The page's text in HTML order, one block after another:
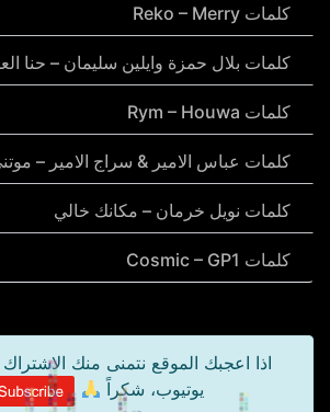
كلمات Reko – Merry
كلمات بلال حمزة وايلين سليمان – حنا
كلمات Rym – Houwa
كلمات عباس الامير & سراج الامير –
كلمات نويل خرمان – مكانك خالي
كلمات Cosmic – GP1
اذا اعجبك الموقع نتمنى منك
يوتيوب، شكراً